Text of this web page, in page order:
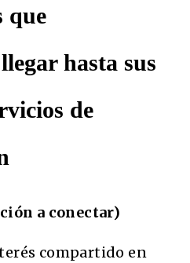
que
hasta sus
de
a conectar)
compartido en